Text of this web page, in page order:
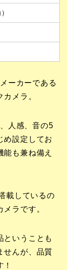
ーカーである
メラ。
人感、音の5
め設定してお
も兼ね備え
載しているの
ラです。
ということも
せんが、品質